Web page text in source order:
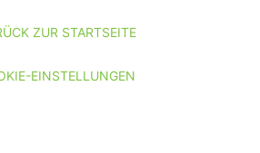
ZUR STARTSEITE
EINSTELLUNGEN